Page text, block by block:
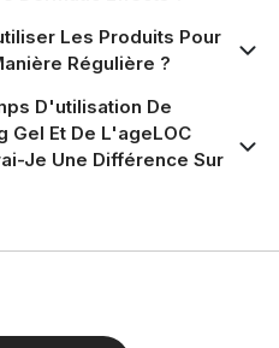
Les Produits Pour
Régulière ?
D'utilisation De
Gel Et De L'ageLOC
Je Une Différence Sur